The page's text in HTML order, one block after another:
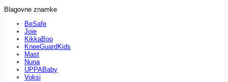
Blagovne znamke
BeSafe
Joie
KikkaBoo
KneeGuardKids
Mast
Nuna
UPPABaby
Voksi